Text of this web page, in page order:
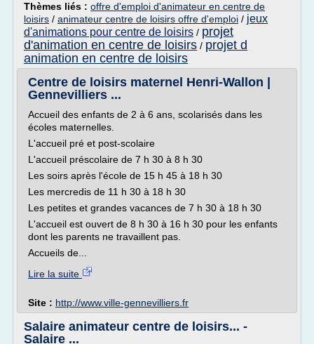
Thèmes liés : offre d'emploi d'animateur en centre de
loisirs / animateur centre de loisirs offre d'emploi / jeux
d'animations pour centre de loisirs / projet
d'animation en centre de loisirs / projet d
animation en centre de loisirs
Centre de loisirs maternel Henri-Wallon |
Gennevilliers ...
Accueil des enfants de 2 à 6 ans, scolarisés dans les
écoles maternelles.
L'accueil pré et post-scolaire
L'accueil préscolaire de 7 h 30 à 8 h 30
Les soirs après l'école de 15 h 45 à 18 h 30
Les mercredis de 11 h 30 à 18 h 30
Les petites et grandes vacances de 7 h 30 à 18 h 30
L'accueil est ouvert de 8 h 30 à 16 h 30 pour les enfants
dont les parents ne travaillent pas.
Accueils de...
Lire la suite
Site : http://www.ville-gennevilliers.fr
Salaire animateur centre de loisirs... -
Salaire ...